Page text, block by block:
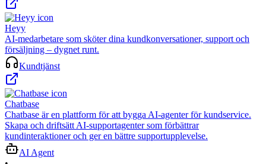
Heyy
AI-medarbetare som sköter dina kundkonversationer, support och
försäljning – dygnet runt.
Kundtjänst
Chatbase
Chatbase är en plattform för att bygga AI-agenter för kundservice.
Skapa och driftsätt AI-supportagenter som förbättrar
kundinteraktioner och ger en bättre supportupplevelse.
AI Agent